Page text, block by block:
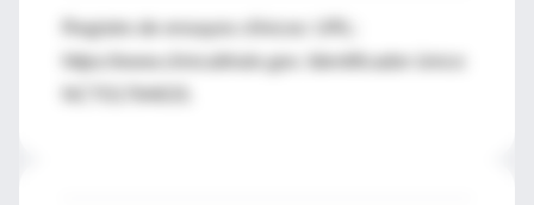
Registro de ensayos clínicos: URL:
https://www.clinicaltrials.gov. Identificador único: